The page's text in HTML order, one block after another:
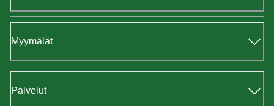
Myymälät
Palvelut